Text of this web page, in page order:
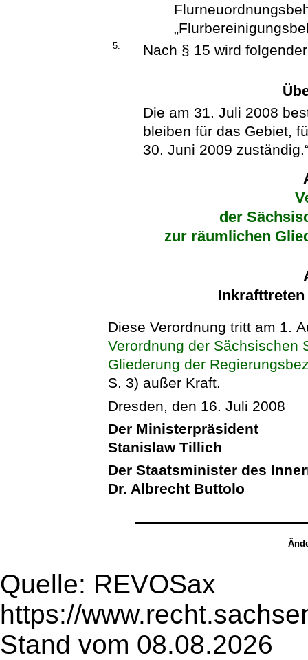
5. Nach § 15 wird
Die am 31. Juli 2008
bleiben für das Gebiet,
30. Juni 2009
der
zur räumlichen
Diese Verordnung tritt am 1.
Verordnung der Sächsischen
Gliederung der
S. 3) außer Kraft.
Dresden, den 16. Juli 2008
Der Ministerpräsident
Stanislaw Tillich
Der Staatsminister des
Dr. Albrecht Buttolo
Quelle: REVOSax
https://
Stand vom 08.08.2026